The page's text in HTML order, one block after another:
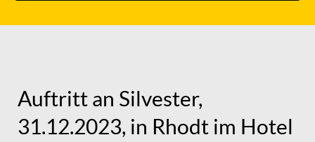
Auftritt an Silvester,
31.12.2023, in Rhodt im Hotel